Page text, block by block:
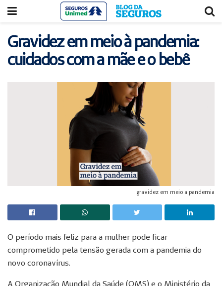
Gravidez em meio à pandemia:
cuidados com a mãe e o bebê
gravidez em meio a pandemia
O período mais feliz para a mulher pode ficar
comprometido pela tensão gerada com a pandemia do
novo coronavírus.
A Organização Mundial da Saúde (OMS) e o Ministério da